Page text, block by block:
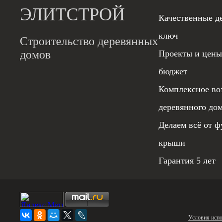
ЭЛИТСТРОЙ
Строительство деревянных
домов
Качественные
ключ
Проекты и
бюджет
Комплексное
деревянного
Делаем всё от
крыши
Гарантия 5 лет
Условия